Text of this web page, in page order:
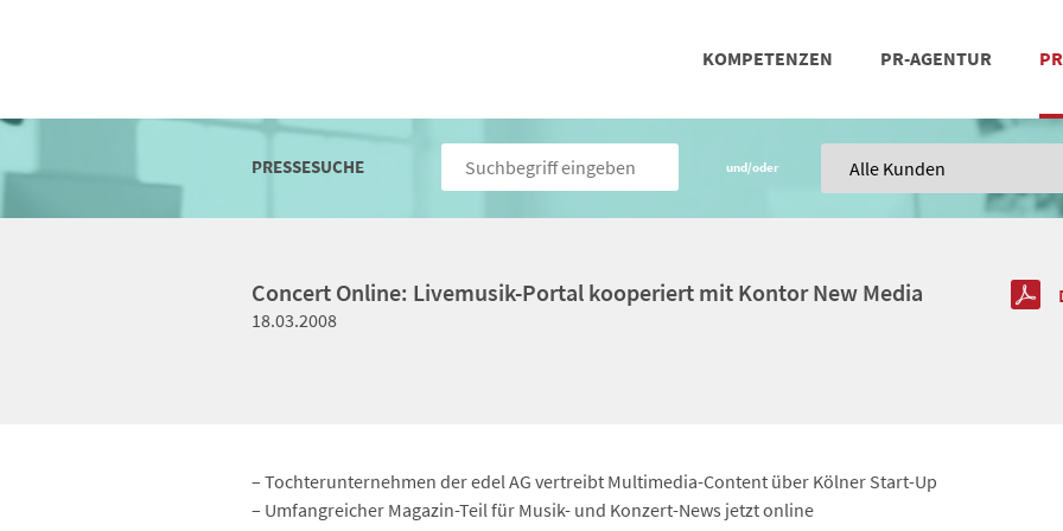
KOMPETENZEN PR-AGENTUR
PRESSESUCHE und/oder
Concert Online: Livemusik-Portal kooperiert mit Kontor New Media
18.03.2008
– Tochterunternehmen der edel AG vertreibt Multimedia-Content über Kölner Start-Up
– Umfangreicher Magazin-Teil für Musik- und Konzert-News jetzt online